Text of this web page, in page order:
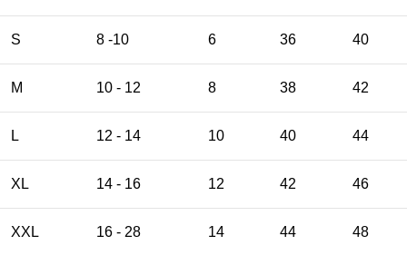
S 8 -10 6 36 40
M 10 - 12 8 38 42
L 12 - 14 10 40 44
XL 14 - 16 12 42 46
XXL 16 - 28 14 44 48